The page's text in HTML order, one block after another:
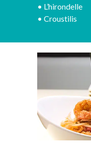
• L’hirondelle
• Croustilis